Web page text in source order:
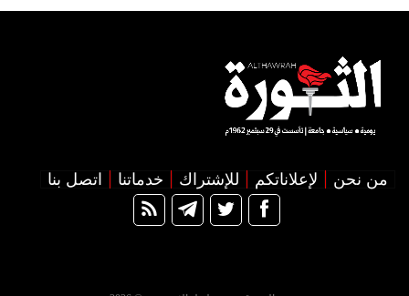
من نحن لإعلاناتكم للإشتراك خدماتنا اتصل بنا